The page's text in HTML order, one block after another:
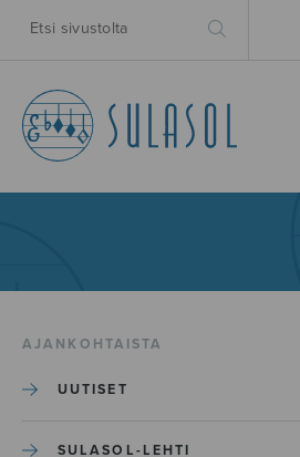
AJANKOHTAISTA
UUTISET
SULASOL-LEHTI